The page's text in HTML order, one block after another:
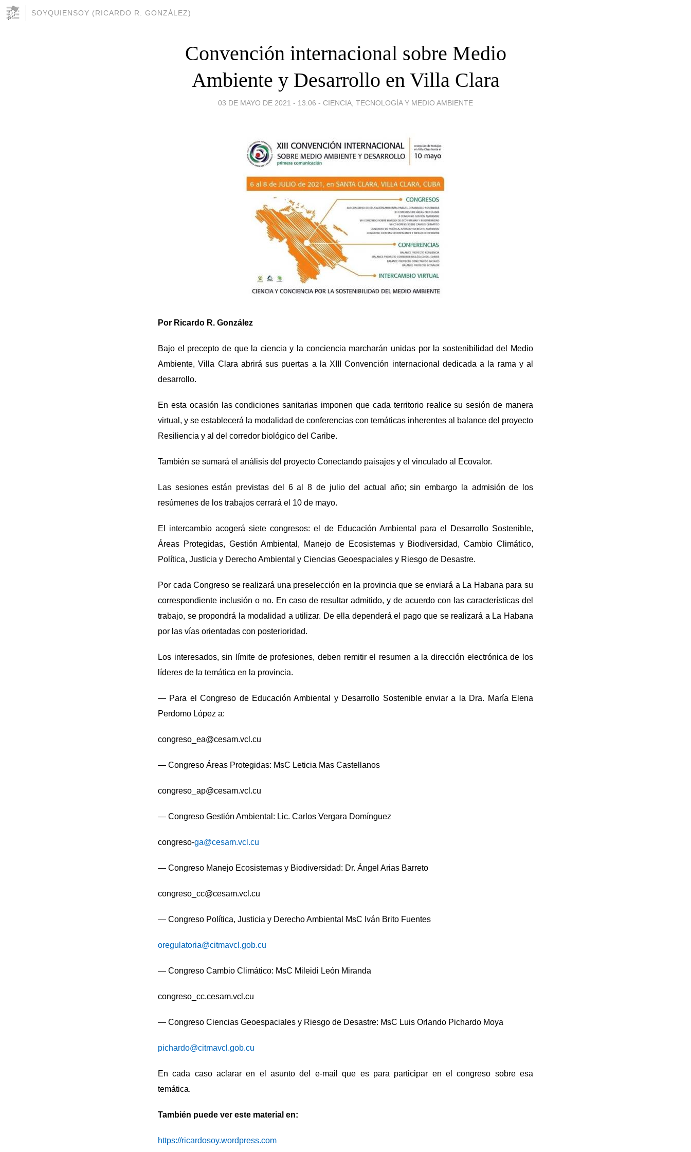
SOYQUIENSOY (RICARDO R. GONZÁLEZ)
Convención internacional sobre Medio
Ambiente y Desarrollo en Villa Clara
03 DE MAYO DE 2021 - 13:06 - CIENCIA, TECNOLOGÍA Y MEDIO AMBIENTE
Por Ricardo R. González
Bajo el precepto de que la ciencia y la conciencia marcharán unidas por la sostenibilidad del Medio
Ambiente, Villa Clara abrirá sus puertas a la XIII Convención internacional dedicada a la rama y al
desarrollo.
En esta ocasión las condiciones sanitarias imponen que cada territorio realice su sesión de manera
virtual, y se establecerá la modalidad de conferencias con temáticas inherentes al balance del proyecto
Resiliencia y al del corredor biológico del Caribe.
También se sumará el análisis del proyecto Conectando paisajes y el vinculado al Ecovalor.
Las sesiones están previstas del 6 al 8 de julio del actual año; sin embargo la admisión de los
resúmenes de los trabajos cerrará el 10 de mayo.
El intercambio acogerá siete congresos: el de Educación Ambiental para el Desarrollo Sostenible,
Áreas Protegidas, Gestión Ambiental, Manejo de Ecosistemas y Biodiversidad, Cambio Climático,
Política, Justicia y Derecho Ambiental y Ciencias Geoespaciales y Riesgo de Desastre.
Por cada Congreso se realizará una preselección en la provincia que se enviará a La Habana para su
correspondiente inclusión o no. En caso de resultar admitido, y de acuerdo con las características del
trabajo, se propondrá la modalidad a utilizar. De ella dependerá el pago que se realizará a La Habana
por las vías orientadas con posterioridad.
Los interesados, sin límite de profesiones, deben remitir el resumen a la dirección electrónica de los
líderes de la temática en la provincia.
— Para el Congreso de Educación Ambiental y Desarrollo Sostenible enviar a la Dra. María Elena
Perdomo López a:
congreso_ea@cesam.vcl.cu
— Congreso Áreas Protegidas: MsC Leticia Mas Castellanos
congreso_ap@cesam.vcl.cu
— Congreso Gestión Ambiental: Lic. Carlos Vergara Domínguez
congreso-ga@cesam.vcl.cu
— Congreso Manejo Ecosistemas y Biodiversidad: Dr. Ángel Arias Barreto
congreso_cc@cesam.vcl.cu
— Congreso Política, Justicia y Derecho Ambiental MsC Iván Brito Fuentes
oregulatoria@citmavcl.gob.cu
— Congreso Cambio Climático: MsC Mileidi León Miranda
congreso_cc.cesam.vcl.cu
— Congreso Ciencias Geoespaciales y Riesgo de Desastre: MsC Luis Orlando Pichardo Moya
pichardo@citmavcl.gob.cu
En cada caso aclarar en el asunto del e-mail que es para participar en el congreso sobre esa
temática.
También puede ver este material en:
https://ricardosoy.wordpress.com